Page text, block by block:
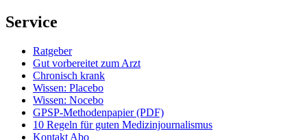
Service
Ratgeber
Gut vorbereitet zum Arzt
Chronisch krank
Wissen: Placebo
Wissen: Nocebo
GPSP-Methodenpapier (PDF)
10 Regeln für guten Medizinjournalismus
Kontakt Abo